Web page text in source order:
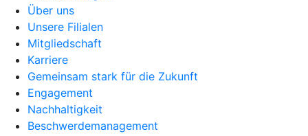
Über uns
Unsere Filialen
Mitgliedschaft
Karriere
Gemeinsam stark für die Zukunft
Engagement
Nachhaltigkeit
Beschwerdemanagement